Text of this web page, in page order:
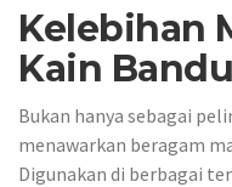
Kelebihan
Kain
Bukan hanya sebagai
menawarkan beragam
Digunakan di berbagai